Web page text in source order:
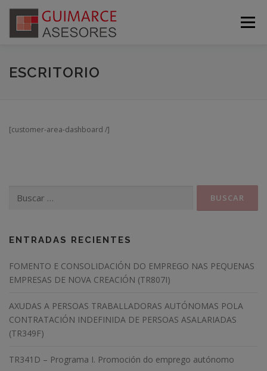
contenido
Menú
PRINCIPAL BLOG
ESCRITORIO
[customer-area-dashboard /]
ENTRADAS RECIENTES
FOMENTO E CONSOLIDACIÓN DO EMPREGO NAS PEQUENAS
EMPRESAS DE NOVA CREACIÓN (TR807I)
AXUDAS A PERSOAS TRABALLADORAS AUTÓNOMAS POLA
CONTRATACIÓN INDEFINIDA DE PERSOAS ASALARIADAS
(TR349F)
TR341D – Programa I. Promoción do emprego autónomo